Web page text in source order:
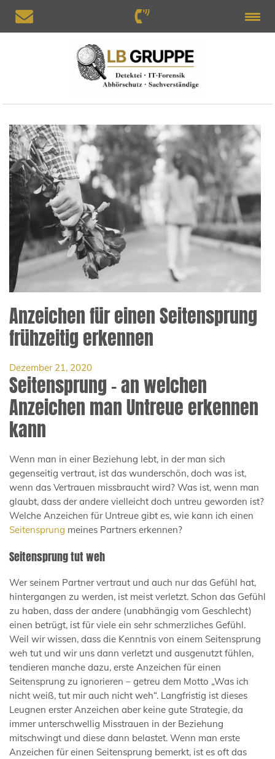
Anzeichen für einen Seitensprung
frühzeitig erkennen
Dezember 21, 2020
Seitensprung – an welchen
Anzeichen man Untreue erkennen
kann
Wenn man in einer Beziehung lebt, in der man sich
gegenseitig vertraut, ist das wunderschön, doch was ist,
wenn das Vertrauen missbraucht wird? Was ist, wenn man
glaubt, dass der andere vielleicht doch untreu geworden ist?
Welche Anzeichen für Untreue gibt es, wie kann ich einen
Seitensprung meines Partners erkennen?
Seitensprung tut weh
Wer seinem Partner vertraut und auch nur das Gefühl hat,
hintergangen zu werden, ist meist verletzt. Schon das Gefühl
zu haben, dass der andere (unabhängig vom Geschlecht)
einen betrügt, ist für viele ein sehr schmerzliches Gefühl.
Weil wir wissen, dass die Kenntnis von einem Seitensprung
weh tut und wir uns dann verletzt und ausgenutzt fühlen,
tendieren manche dazu, erste Anzeichen für einen
Seitensprung zu ignorieren – getreu dem Motto „Was ich
nicht weiß, tut mir auch nicht weh“. Langfristig ist dieses
Leugnen erster Anzeichen aber keine gute Strategie, da
immer unterschwellig Misstrauen in der Beziehung
mitschwingt und diese dann belastet. Wenn man erste
Anzeichen für einen Seitensprung bemerkt, ist es oft das